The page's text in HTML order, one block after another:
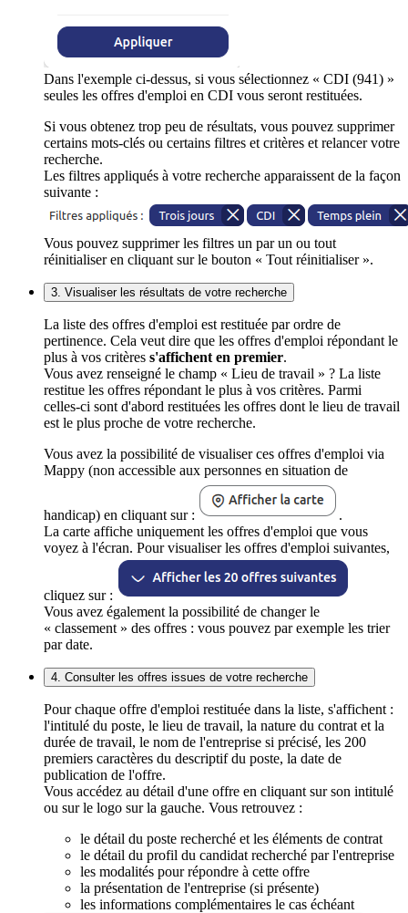
Dans l'exemple ci-dessus, si vous sélectionnez « CDI (941) »
seules les offres d'emploi en CDI vous seront restituées.
Si vous obtenez trop peu de résultats, vous pouvez supprimer
certains mots-clés ou certains filtres et critères et relancer votre
recherche.
Les filtres appliqués à votre recherche apparaissent de la façon
suivante :
Vous pouvez supprimer les filtres un par un ou tout
réinitialiser en cliquant sur le bouton « Tout réinitialiser ».
3. Visualiser les résultats de votre recherche
La liste des offres d'emploi est restituée par ordre de
pertinence. Cela veut dire que les offres d'emploi répondant le
plus à vos critères s'affichent en premier.
Vous avez renseigné le champ « Lieu de travail » ? La liste
restitue les offres répondant le plus à vos critères. Parmi
celles-ci sont d'abord restituées les offres dont le lieu de travail
est le plus proche de votre recherche.
Vous avez la possibilité de visualiser ces offres d'emploi via
Mappy (non accessible aux personnes en situation de
handicap) en cliquant sur :
.
La carte affiche uniquement les offres d'emploi que vous
voyez à l'écran. Pour visualiser les offres d'emploi suivantes,
cliquez sur :
Vous avez également la possibilité de changer le
« classement » des offres : vous pouvez par exemple les trier
par date.
4. Consulter les offres issues de votre recherche
Pour chaque offre d'emploi restituée dans la liste, s'affichent :
l'intitulé du poste, le lieu de travail, la nature du contrat et la
durée de travail, le nom de l'entreprise si précisé, les 200
premiers caractères du descriptif du poste, la date de
publication de l'offre.
Vous accédez au détail d'une offre en cliquant sur son intitulé
ou sur le logo sur la gauche. Vous retrouvez :
le détail du poste recherché et les éléments de contrat
le détail du profil du candidat recherché par l'entreprise
les modalités pour répondre à cette offre
la présentation de l'entreprise (si présente)
les informations complémentaires le cas échéant